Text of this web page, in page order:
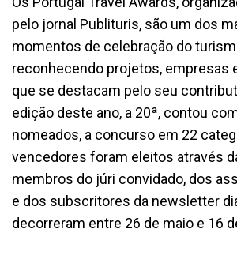
pelo jornal Publituris, são um dos
momentos de celebração do
reconhecendo projetos, empresas
que se destacam pelo seu
edição deste ano, a 20ª, contou
nomeados, a concurso em 22
vencedores foram eleitos através
membros do júri convidado, dos
e dos subscritores da newsletter
decorreram entre 26 de maio e 16